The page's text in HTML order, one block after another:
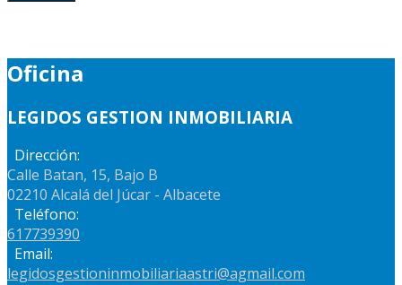
Oficina
LEGIDOS GESTION INMOBILIARIA
Dirección:
Calle Batan, 15, Bajo B
02210 Alcalá del Júcar - Albacete
Teléfono:
617739390
Email:
legidosgestioninmobiliariaastri@agmail.com